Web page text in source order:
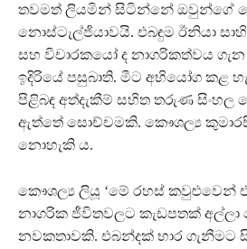
තවමත් ලියමින් සිටින්නේ ඔවුන්ගේ
නොස්ටැල්ජියාවයි. එබඳුම ඊනියා
සහ විචාරකයෝ ද නාගරිකත්වය
ඉදිරියේ පසුබාති. මීට අභියෝග කළ
පිළිබඳ අත්දැකීම් සහිත තරුණ සිංහල
ඇත්තේ සොච්චමකි. කෞශල්‍ය
නොහැකි ය.
කෞශල්‍ය ලියූ ‘මේ රහස් කවුළුවෙන්
නාගරික ජීවිතවලට කැඩපතක්
නවකතාවකි. එබන්දක් භාර ගැනීමට